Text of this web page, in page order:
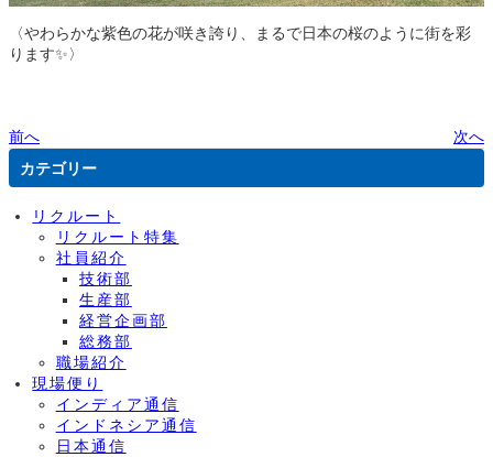
〈やわらかな紫色の花が咲き誇り、まるで日本の桜のように街を彩
ります✨〉
前へ
次へ
カテゴリー
リクルート
リクルート特集
社員紹介
技術部
生産部
経営企画部
総務部
職場紹介
現場便り
インディア通信
インドネシア通信
日本通信